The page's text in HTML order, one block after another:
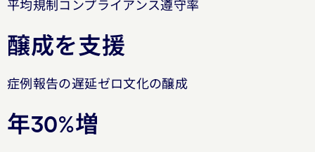
平均規制コンプライアンス遵守率
醸成を支援
症例報告の遅延ゼロ文化の醸成
年30%増